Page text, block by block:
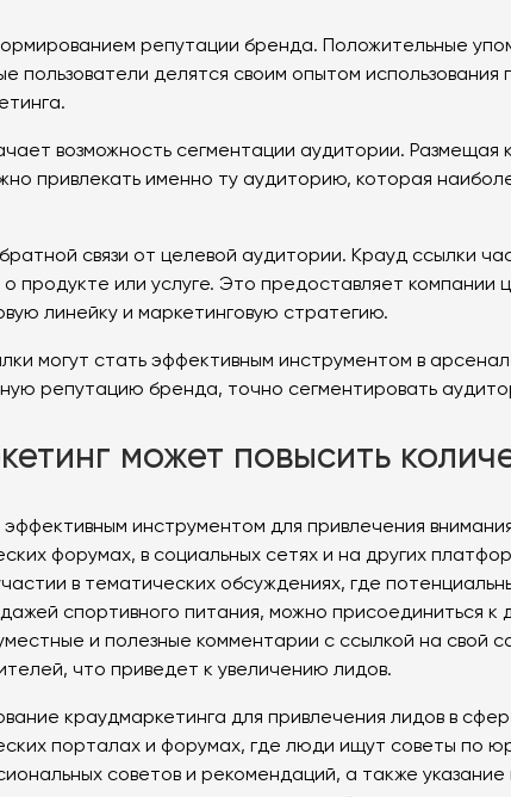
репутации бренда. Положительные
пользователи делятся своим опытом
возможность сегментации аудитории.
привлекать именно ту аудиторию, которая
связи от целевой аудитории. Крауд ссылки
продукте или услуге. Это предоставляет
линейку и маркетинговую стратегию.
могут стать эффективным инструментом в
репутацию бренда, точно сегментировать
может повысить
эффективным инструментом для привлечения
форумах, в социальных сетях и на других
в тематических обсуждениях, где
спортивного питания, можно присоединиться
и полезные комментарии с ссылкой на свой
что приведет к увеличению лидов.
краудмаркетинга для привлечения лидов в
порталах и форумах, где люди ищут советы по
советов и рекомендаций, а также